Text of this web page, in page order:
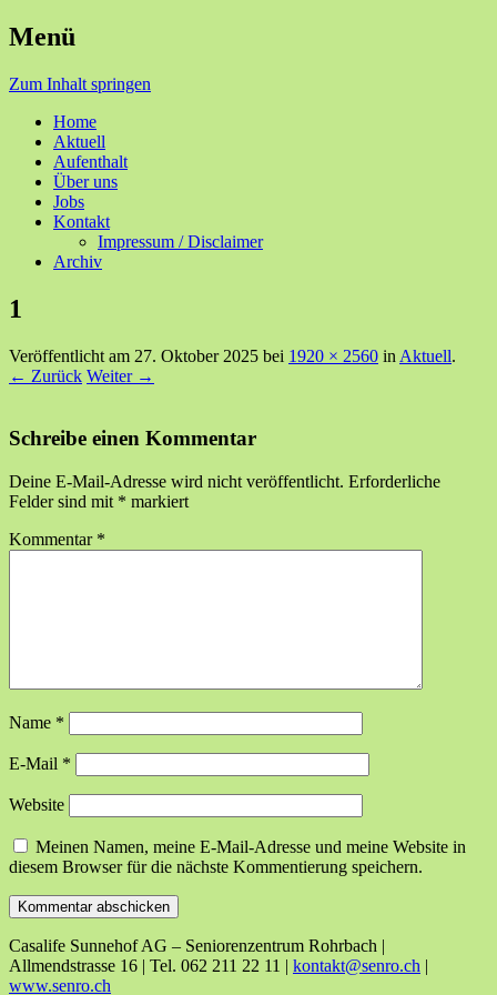
Rohrbach
Menü
Zum Inhalt springen
Home
Aktuell
Aufenthalt
Über uns
Jobs
Kontakt
Impressum / Disclaimer
Archiv
1
Veröffentlicht am 27. Oktober 2025 bei 1920 × 2560 in Aktuell.
← Zurück Weiter →
Schreibe einen Kommentar
Deine E-Mail-Adresse wird nicht veröffentlicht. Erforderliche
Felder sind mit * markiert
Kommentar *
Name *
E-Mail *
Website
Meinen Namen, meine E-Mail-Adresse und meine Website in
diesem Browser für die nächste Kommentierung speichern.
Casalife Sunnehof AG – Seniorenzentrum Rohrbach |
Allmendstrasse 16 | Tel. 062 211 22 11 | kontakt@senro.ch |
www.senro.ch